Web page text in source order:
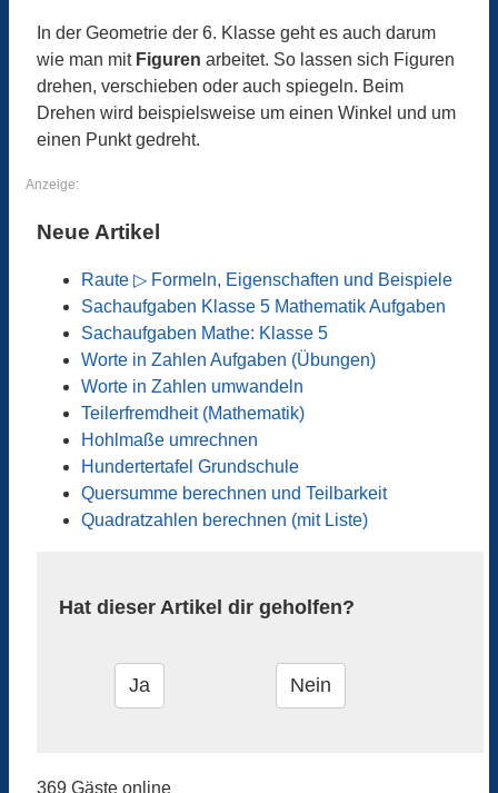
In der Geometrie der 6. Klasse geht es auch darum
wie man mit Figuren arbeitet. So lassen sich Figuren
drehen, verschieben oder auch spiegeln. Beim
Drehen wird beispielsweise um einen Winkel und um
einen Punkt gedreht.
Anzeige:
Neue Artikel
Raute ▷ Formeln, Eigenschaften und Beispiele
Sachaufgaben Klasse 5 Mathematik Aufgaben
Sachaufgaben Mathe: Klasse 5
Worte in Zahlen Aufgaben (Übungen)
Worte in Zahlen umwandeln
Teilerfremdheit (Mathematik)
Hohlmaße umrechnen
Hundertertafel Grundschule
Quersumme berechnen und Teilbarkeit
Quadratzahlen berechnen (mit Liste)
Hat dieser Artikel dir geholfen?
369 Gäste online